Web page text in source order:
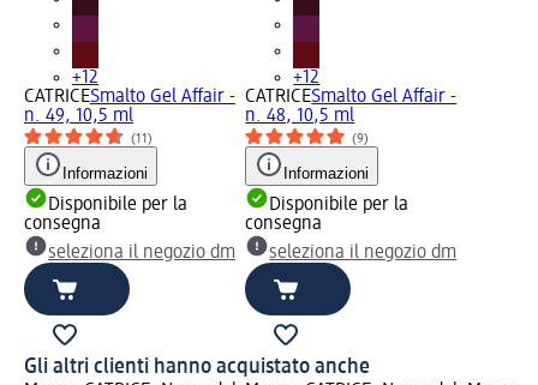
+12
CATRICESmalto Gel Affair -
n. 49, 10,5 ml
(11)
Informazioni
Disponibile per la
consegna
seleziona il negozio dm
+12
CATRICESmalto Gel Affair -
n. 48, 10,5 ml
(9)
Informazioni
Disponibile per la
consegna
seleziona il negozio dm
Gli altri clienti hanno acquistato anche